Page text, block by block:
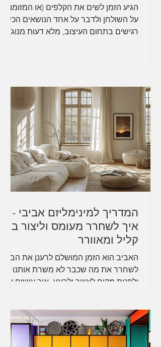
הגיע הזמן לשים את הקלפים (או המזומנים)
על השולחן ולדבר על אחד הנושאים הכי
רגישים בתחום העיצוב, מלא דעות
המדריך למינימליזם אביבי -
איך לשחרר מעומס וליצור בית
קליל ומאוורר
האביב הוא הזמן המושלם לרענן את הבית,
לשחרר את מה שכבר לא משרת אותנו
ולפנות מקום לאוויר ולרוגע. איך עושים את
זה בלי לחץ ובצורה יצירתית? ...